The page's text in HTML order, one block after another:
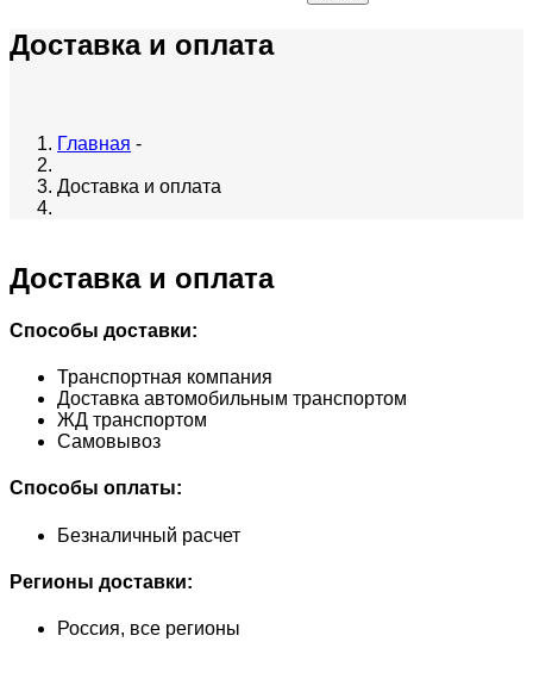
Доставка и оплата
Главная -
Доставка и оплата
Доставка и оплата
Способы доставки:
Транспортная компания
Доставка автомобильным транспортом
ЖД транспортом
Самовывоз
Способы оплаты:
Безналичный расчет
Регионы доставки:
Россия, все регионы